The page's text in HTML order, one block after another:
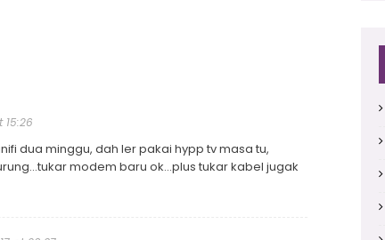
15:26
dua minggu, dah ler pakai hypp tv masa tu,
modem baru ok...plus tukar kabel jugak